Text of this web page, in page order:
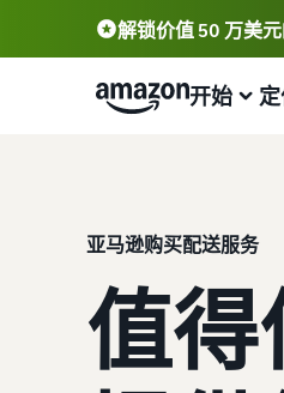
解锁价值 50 万美
开始
了解如何销售
注册为卖家
查看卖家账户创建步骤
标准销售费用
亚马逊物流 (FBA)
获取此热门计划的费用明细
加入品牌注册
创建有吸引力的商
为您的商品添加 A+ 商品
亚马逊物流 (FBA)
卖家自配送 (FBM)
进行更快、更便宜、更准
卖家大学
博客
获取有关在亚马逊商城
亚马逊购买配送服务
值